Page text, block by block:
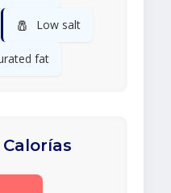
🧂 Low salt
fat